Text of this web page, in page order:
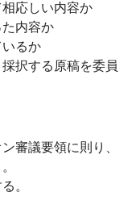
応しい内容か
内容か
るか
択する原稿を委員
審議要領に則り、
。